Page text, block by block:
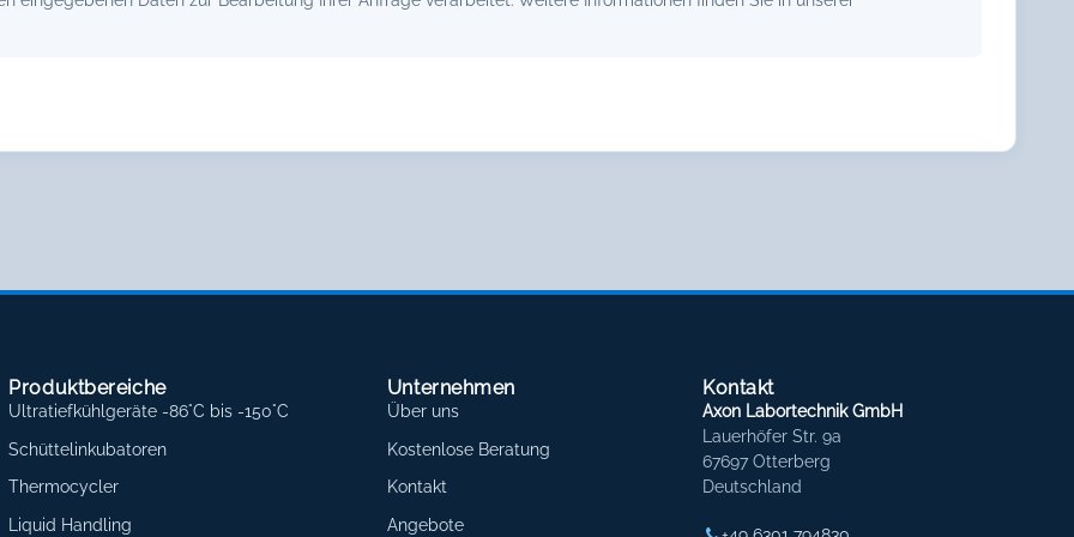
Produktbereiche
Ultratiefkühlgeräte -86°C bis -150°C
Schüttelinkubatoren
Thermocycler
Liquid Handling
Unternehmen
Über uns
Kostenlose Beratung
Kontakt
Angebote
Kontakt
Axon Labortechnik GmbH
Lauerhöfer Str. 9a
67697 Otterberg
Deutschland